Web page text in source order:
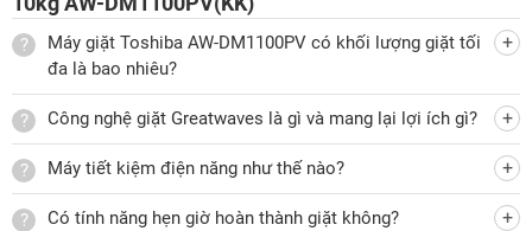
hiệu quả.
Tích hợp 8 chương trình giặt đa dạng
Toshiba Inverter 10kg AW-DM1100PV(KK) còn được tích hợp
8 chương trình giặt đa dạng, cho phép người dùng lựa chọn
dễ dàng để phù hợp với nhu cầu giặt giũ thực tế.
Máy giặt Toshiba AW-DM1100PV có khối lượng giặt tối
đa là bao nhiêu?
Công nghệ giặt Greatwaves là gì và mang lại lợi ích gì?
Máy tiết kiệm điện năng như thế nào?
Có tính năng hẹn giờ hoàn thành giặt không?